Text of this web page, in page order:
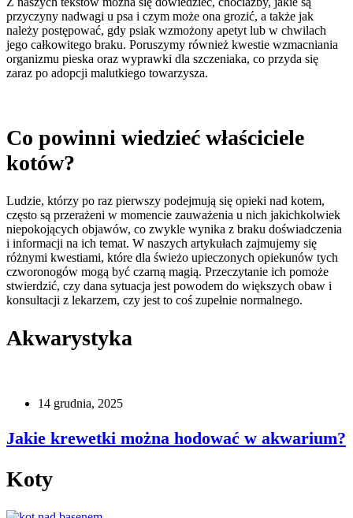
przyczyny nadwagi u psa i czym może ona grozić, a także jak
należy postępować, gdy psiak wzmożony apetyt lub w chwilach
jego całkowitego braku. Poruszymy również kwestie wzmacniania
organizmu pieska oraz wyprawki dla szczeniaka, co przyda się
zaraz po adopcji malutkiego towarzysza.
Co powinni wiedzieć właściciele
kotów?
Ludzie, którzy po raz pierwszy podejmują się opieki nad kotem,
często są przerażeni w momencie zauważenia u nich jakichkolwiek
niepokojących objawów, co zwykle wynika z braku doświadczenia
i informacji na ich temat. W naszych artykułach zajmujemy się
różnymi kwestiami, które dla świeżo upieczonych opiekunów tych
czworonogów mogą być czarną magią. Przeczytanie ich pomoże
stwierdzić, czy dana sytuacja jest powodem do większych obaw i
konsultacji z lekarzem, czy jest to coś zupełnie normalnego.
Akwarystyka
14 grudnia, 2025
Jakie krewetki można hodować w akwarium?
Koty